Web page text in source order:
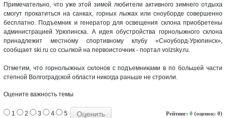
Примечательно, что уже этой зимой любители активного зимнего отдыха
смогут прокатиться на санках, горных лыжах или сноуборде совершенно
бесплатно. Подъемник и генератор для освещения склона приобретены
администрацией Урюпинска. А идея обустройства горнолыжного склона
принадлежит местному спортивному клубу «Сноуборд-Урюпинск»,
сообщает ski.ru со ссылкой на первоисточник - портал volzsky.ru.
Отметим, что горнолыжных склонов с подъемниками в по большей части
степной Волгоградской области никогда раньше не строили.
Оцените важность темы
Рейтинг: 0 (оценок: 0)
1 2 3 4 5